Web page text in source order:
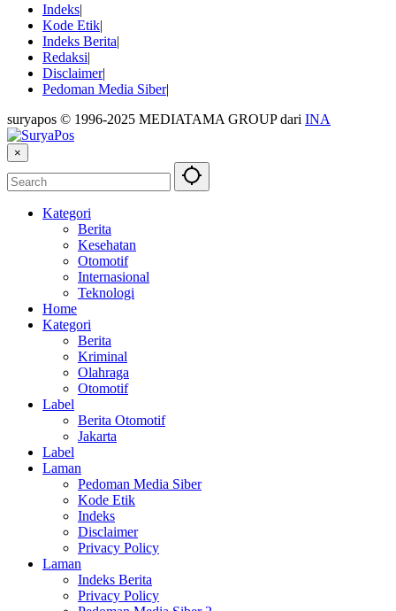
Indeks
Kode Etik
Indeks Berita
Redaksi
Disclaimer
Pedoman Media Siber
suryapos © 1996-2025 MEDIATAMA GROUP dari INA
×
Kategori
Berita
Kesehatan
Otomotif
Internasional
Teknologi
Home
Kategori
Berita
Kriminal
Olahraga
Otomotif
Label
Berita Otomotif
Jakarta
Label
Laman
Pedoman Media Siber
Kode Etik
Indeks
Disclaimer
Privacy Policy
Laman
Indeks Berita
Privacy Policy